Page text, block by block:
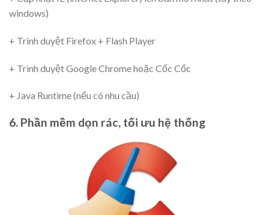
windows)
+ Trình duyệt Firefox + Flash Player
+ Trình duyệt Google Chrome hoặc Cốc Cốc
+ Java Runtime (nếu có nhu cầu)
6. Phần mềm dọn rác, tối ưu hệ thống